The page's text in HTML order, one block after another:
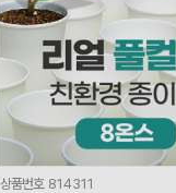
상품번호 814311